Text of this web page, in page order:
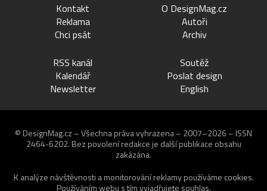
Kontakt
Reklama
Chci psát
O DesignMag.cz
Autoři
Archiv
RSS kanál
Kalendář
Newsletter
Soutěž
Poslat design
English
© DesignMag.cz – Všechna práva vyhrazena – 2007–2026 – ISSN
2464-6202. Bez povolení redakce je další publikace obsahu
zakázána.
K analýze návštěvnosti a monitorování reklamy používáme cookies.
Používáním webu s tím vyjadřujete souhlas.